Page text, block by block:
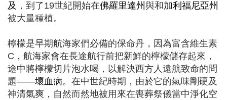
及 ，到了19世紀開始在佛羅里達州 與和加利福尼亞州
被大量種植。
檸檬是早期航海家們必備的保命丹，因為富含維生素
C，航海家會在長途航行前把新鮮的檸檬儲存起來，
途中將檸檬切片泡水喝，以解決西方人遠航致命的問
題——壞血病。在中世紀時期，由於它的氣味剛硬及
神清氣爽，自然而然地被用來在喪葬祭儀當中淨化空